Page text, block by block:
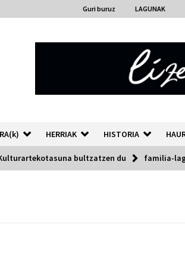
Guri buruz LAGUNAK
HERRIAK HISTORIA
bultzatzen du familia-